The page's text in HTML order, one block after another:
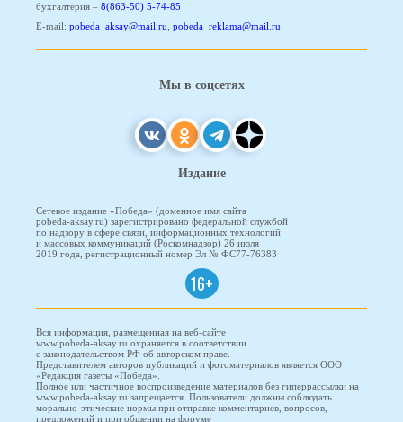
бухгалтерия – 8(863-50) 5-74-85
E-mail: pobeda_aksay@mail.ru, pobeda_reklama@mail.ru
Мы в соцсетях
Издание
Сетевое издание «Победа» (доменное имя сайта
pobeda-aksay.ru) зарегистрировано федеральной службой
по надзору в сфере связи, информационных технологий
и массовых коммуникаций (Роскомнадзор) 26 июля
2019 года, регистрационный номер Эл № ФС77-76383
16+
Вся информация, размещенная на веб-сайте
www.pobeda-aksay.ru охраняется в соответствии
с законодательством РФ об авторском праве.
Представителем авторов публикаций и фотоматериалов является ООО
«Редакция газеты «Победа».
Полное или частичное воспроизведение материалов без гиперрассылки на
www.pobeda-aksay.ru запрещается. Пользователи должны соблюдать
морально-этические нормы при отправке комментариев, вопросов,
предложений и при общении на форуме